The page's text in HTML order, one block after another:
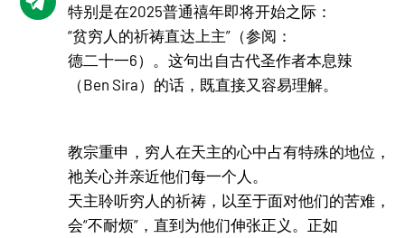
特别是在2025普通禧年即将开始之际：
“贫穷人的祈祷直达上主”（参阅：
德二十一6）。这句出自古代圣作者本息辣
（Ben Sira）的话，既直接又容易理解。
教宗重申，穷人在天主的心中占有特殊的地位，
祂关心并亲近他们每一个人。
天主聆听穷人的祈祷，以至于面对他们的苦难，
会“不耐烦”，直到为他们伸张正义。正如